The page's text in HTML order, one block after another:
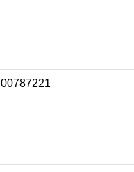
00787221